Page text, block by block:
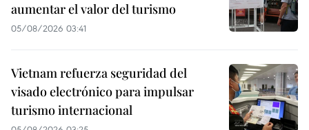
aumentar el valor del turismo
05/08/2026 03:41
Vietnam refuerza seguridad del
visado electrónico para impulsar
turismo internacional